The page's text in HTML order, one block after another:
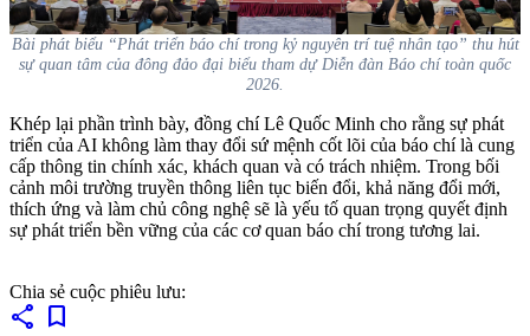
Bài phát biểu “Phát triển báo chí trong kỷ nguyên trí tuệ nhân tạo” thu hút
sự quan tâm của đông đảo đại biểu tham dự Diễn đàn Báo chí toàn quốc
2026.
Khép lại phần trình bày, đồng chí Lê Quốc Minh cho rằng sự phát
triển của AI không làm thay đổi sứ mệnh cốt lõi của báo chí là cung
cấp thông tin chính xác, khách quan và có trách nhiệm. Trong bối
cảnh môi trường truyền thông liên tục biến đổi, khả năng đổi mới,
thích ứng và làm chủ công nghệ sẽ là yếu tố quan trọng quyết định
sự phát triển bền vững của các cơ quan báo chí trong tương lai.
Chia sẻ cuộc phiêu lưu:
share bookmark